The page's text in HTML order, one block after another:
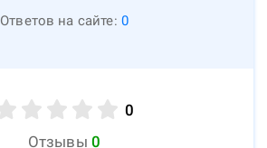
Ответов на сайте: 0
0
Отзывы 0